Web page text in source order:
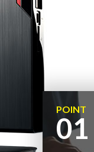
POINT
01